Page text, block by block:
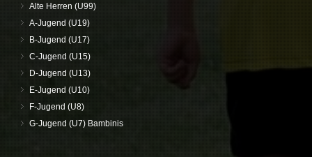
Alte Herren (U99)
A-Jugend (U19)
B-Jugend (U17)
C-Jugend (U15)
D-Jugend (U13)
E-Jugend (U10)
F-Jugend (U8)
G-Jugend (U7) Bambinis